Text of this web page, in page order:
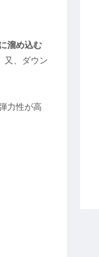
溜め込む
又、ダウン
力性が高